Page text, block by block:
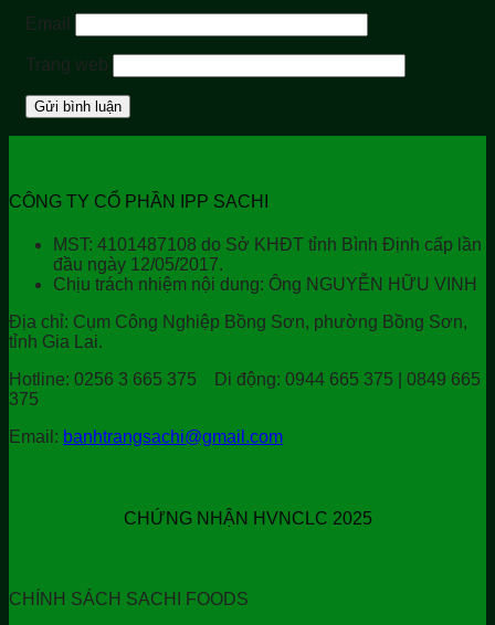
Email
Trang web
CÔNG TY CỔ PHẦN IPP SACHI
MST: 4101487108 do Sở KHĐT tỉnh Bình Định cấp lần
đầu ngày 12/05/2017.
Chịu trách nhiệm nội dung: Ông NGUYỄN HỮU VINH
Địa chỉ: Cụm Công Nghiệp Bồng Sơn, phường Bồng Sơn,
tỉnh Gia Lai.
Hotline: 0256 3 665 375 Di động: 0944 665 375 | 0849 665
375
Email: banhtrangsachi@gmail.com
CHỨNG NHẬN HVNCLC 2025
CHÍNH SÁCH SACHI FOODS